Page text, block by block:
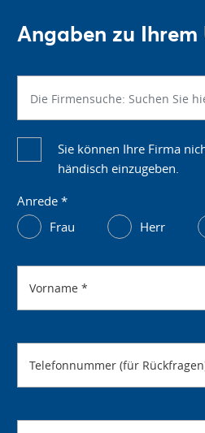
Angaben zu Ihrem
Sie können Ihre Firma
händisch einzugeben.
Anrede *
Frau
Herr
Vorname *
Telefonnummer (für